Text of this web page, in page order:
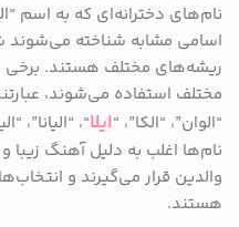
نام‌های دخترانه‌ای که به اسم
اسامی مشابه شناخته می‌شوند
ریشه‌های مختلف هستند. برخی
مختلف استفاده می‌شوند، عبارتند
“الوان”، “الکا”، “ایلا“، “الیانا”،
نام‌ها اغلب به دلیل آهنگ
والدین قرار می‌گیرند و
هستند.